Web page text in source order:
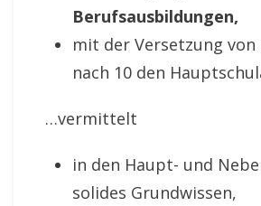
Berufsausbildungen,
mit der Versetzung von
nach 10 den
…vermittelt
in den Haupt- und
solides Grundwissen,